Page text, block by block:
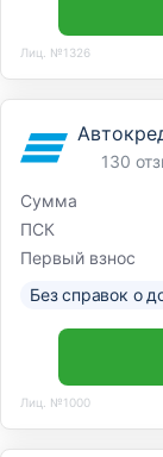
Лиц. №1326
130
Сумма
ПСК
Первый взнос
Без справок о
Лиц. №1000